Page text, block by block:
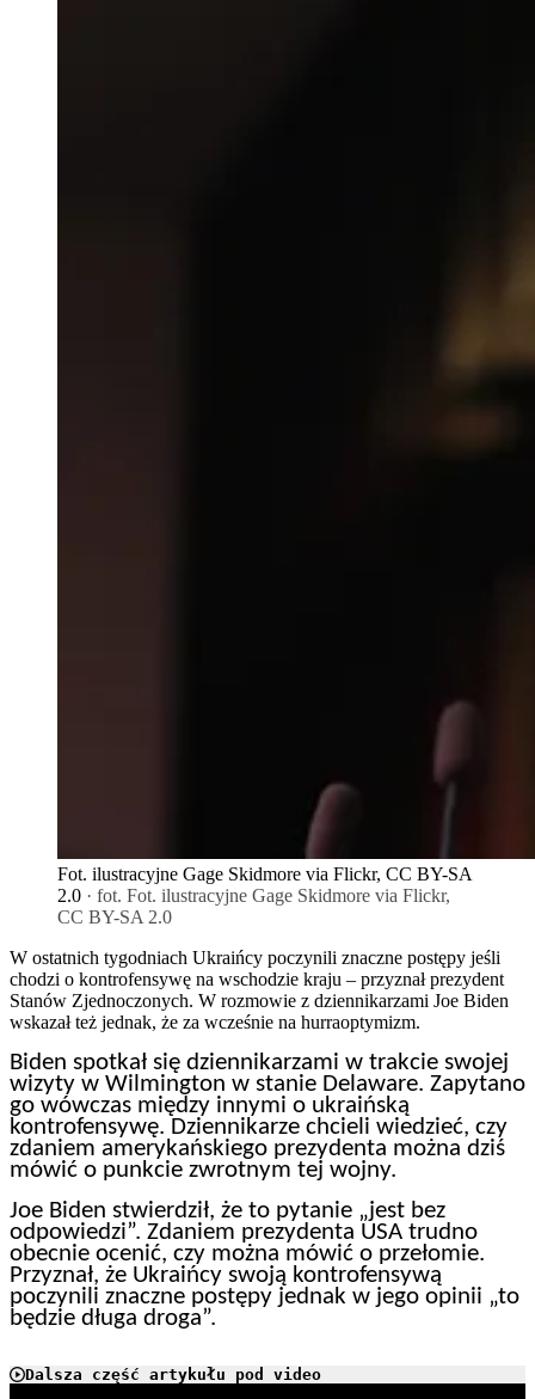
Fot. ilustracyjne Gage Skidmore via Flickr, CC BY-SA
2.0 · fot. Fot. ilustracyjne Gage Skidmore via Flickr,
CC BY-SA 2.0
W ostatnich tygodniach Ukraińcy poczynili znaczne postępy jeśli
chodzi o kontrofensywę na wschodzie kraju – przyznał prezydent
Stanów Zjednoczonych. W rozmowie z dziennikarzami Joe Biden
wskazał też jednak, że za wcześnie na hurraoptymizm.
Biden spotkał się dziennikarzami w trakcie swojej
wizyty w Wilmington w stanie Delaware. Zapytano
go wówczas między innymi o ukraińską
kontrofensywę. Dziennikarze chcieli wiedzieć, czy
zdaniem amerykańskiego prezydenta można dziś
mówić o punkcie zwrotnym tej wojny.
Joe Biden stwierdził, że to pytanie „jest bez
odpowiedzi”. Zdaniem prezydenta USA trudno
obecnie ocenić, czy można mówić o przełomie.
Przyznał, że Ukraińcy swoją kontrofensywą
poczynili znaczne postępy jednak w jego opinii „to
będzie długa droga”.
Dalsza część artykułu pod video